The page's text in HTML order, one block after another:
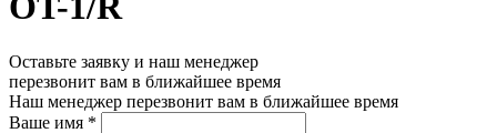
Оставьте заявку и наш менеджер
перезвонит вам в ближайшее время
Наш менеджер перезвонит вам в ближайшее время
Ваше имя *